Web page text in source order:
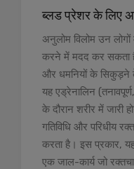
ब्लड प्रेशर के लिए
अनुलोम विलोम उन
करने में मदद कर सकता
और धमनियों के सिकुड़ने
यह एड्रेनालिन
के दौरान शरीर में जारी
गतिविधि और परिधीय
करता है। इस प्रकार,
एक जाल-कार्य जो